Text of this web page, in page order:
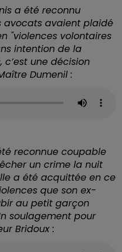
a été reconnu
avocats avaient plaidé
"violences volontaires
intention de la
c’est une décision
Dumenil :
reconnue coupable
un crime la nuit
a été acquittée en ce
que son ex-
au petit garçon
soulagement pour
Bridoux :